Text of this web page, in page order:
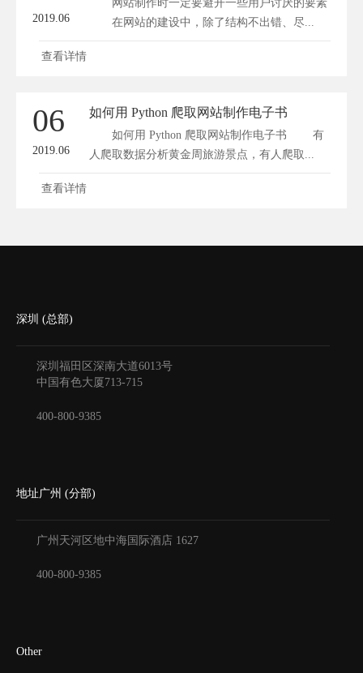
2019.06
网站制作时一定要避开一些用户讨厌的要素
在网站的建设中，除了结构不出错、尽...
查看详情
06
2019.06
如何用 Python 爬取网站制作电子书
如何用 Python 爬取网站制作电子书 有
人爬取数据分析黄金周旅游景点，有人爬取...
查看详情
深圳 (总部)
深圳福田区深南大道6013号
中国有色大厦713-715
400-800-9385
地址广州 (分部)
广州天河区地中海国际酒店 1627
400-800-9385
Other